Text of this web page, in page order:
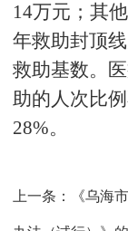
14万元；其
年救助封顶
救助基数。
助的人次比
28%。
上一条： 《乌海